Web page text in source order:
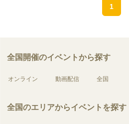
1
全国開催のイベントから探す
オンライン 動画配信 全国
全国のエリアからイベントを探す